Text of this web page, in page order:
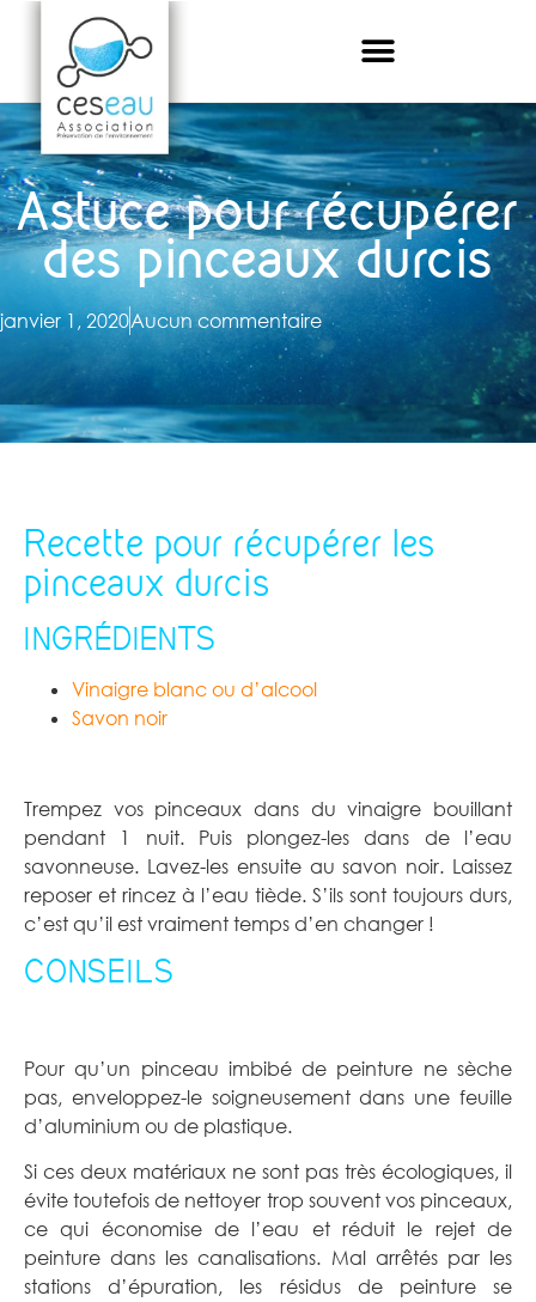
Astuce pour récupérer
des pinceaux durcis
janvier 1, 2020Aucun commentaire
Recette pour récupérer les
pinceaux durcis
INGRÉDIENTS
Vinaigre blanc ou d’alcool
Savon noir
Trempez vos pinceaux dans du vinaigre bouillant
pendant 1 nuit. Puis plongez-les dans de l’eau
savonneuse. Lavez-les ensuite au savon noir. Laissez
reposer et rincez à l’eau tiède. S’ils sont toujours durs,
c’est qu’il est vraiment temps d’en changer !
CONSEILS
Pour qu’un pinceau imbibé de peinture ne sèche
pas, enveloppez-le soigneusement dans une feuille
d’aluminium ou de plastique.
Si ces deux matériaux ne sont pas très écologiques, il
évite toutefois de nettoyer trop souvent vos pinceaux,
ce qui économise de l’eau et réduit le rejet de
peinture dans les canalisations. Mal arrêtés par les
stations d’épuration, les résidus de peinture se